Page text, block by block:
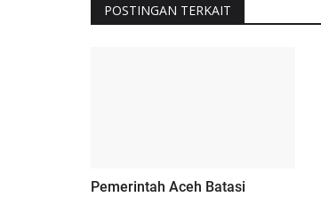
POSTINGAN TERKAIT
Pemerintah Aceh Batasi
Utara Untuk Harbour Energy